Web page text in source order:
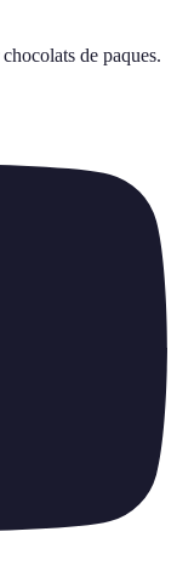
chocolats de paques.